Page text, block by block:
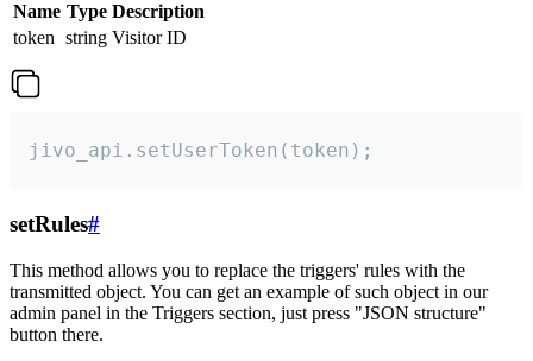
Name Type Description
token string Visitor ID
jivo_api.setUserToken(token);
setRules#
This method allows you to replace the triggers' rules with the
transmitted object. You can get an example of such object in our
admin panel in the Triggers section, just press "JSON structure"
button there.